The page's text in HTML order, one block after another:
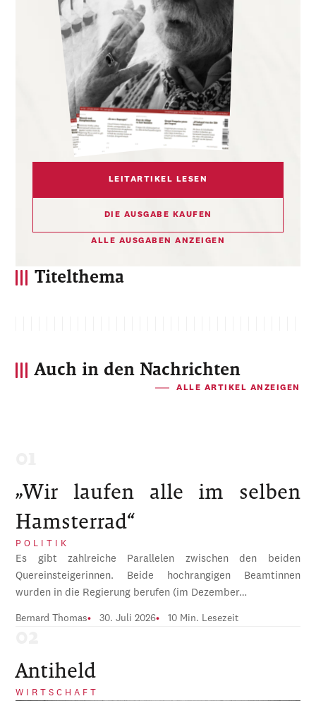
Titelthema
LEITARTIKEL LESEN
DIE AUSGABE KAUFEN
ALLE AUSGABEN ANZEIGEN
Auch in den Nachrichten
ALLE ARTIKEL ANZEIGEN
„Wir laufen alle im selben
Hamsterrad“
POLITIK
Es gibt zahlreiche Parallelen zwischen den beiden
Quereinsteigerinnen. Beide hochrangigen Beamtinnen
wurden in die Regierung berufen (im Dezember…
Bernard Thomas 30. Juli 2026 10 Min. Lesezeit
Antiheld
WIRTSCHAFT